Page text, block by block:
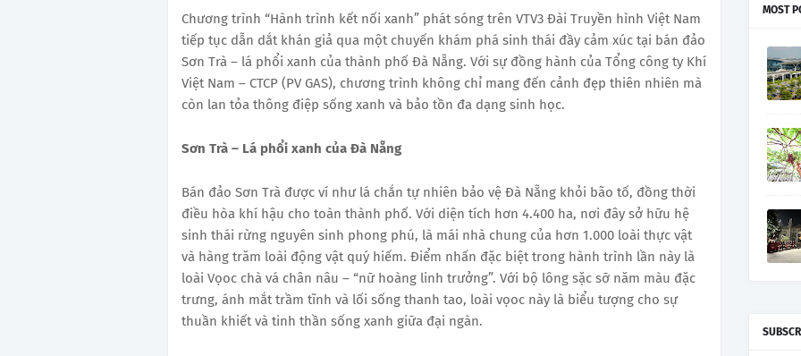
Chương trình “Hành trình kết nối xanh” phát sóng trên VTV3 Đài Truyền hình Việt Nam
tiếp tục dẫn dắt khán giả qua một chuyến khám phá sinh thái đầy cảm xúc tại bán đảo
Sơn Trà – lá phổi xanh của thành phố Đà Nẵng. Với sự đồng hành của Tổng công ty Khí
Việt Nam – CTCP (PV GAS), chương trình không chỉ mang đến cảnh đẹp thiên nhiên mà
còn lan tỏa thông điệp sống xanh và bảo tồn đa dạng sinh học.
Sơn Trà – Lá phổi xanh của Đà Nẵng
Bán đảo Sơn Trà được ví như lá chắn tự nhiên bảo vệ Đà Nẵng khỏi bão tố, đồng thời
điều hòa khí hậu cho toàn thành phố. Với diện tích hơn 4.400 ha, nơi đây sở hữu hệ
sinh thái rừng nguyên sinh phong phú, là mái nhà chung của hơn 1.000 loài thực vật
và hàng trăm loài động vật quý hiếm. Điểm nhấn đặc biệt trong hành trình lần này là
loài Vọoc chà vá chân nâu – “nữ hoàng linh trưởng”. Với bộ lông sặc sỡ năm màu đặc
trưng, ánh mắt trầm tĩnh và lối sống thanh tao, loài vọoc này là biểu tượng cho sự
thuần khiết và tinh thần sống xanh giữa đại ngàn.
MOST